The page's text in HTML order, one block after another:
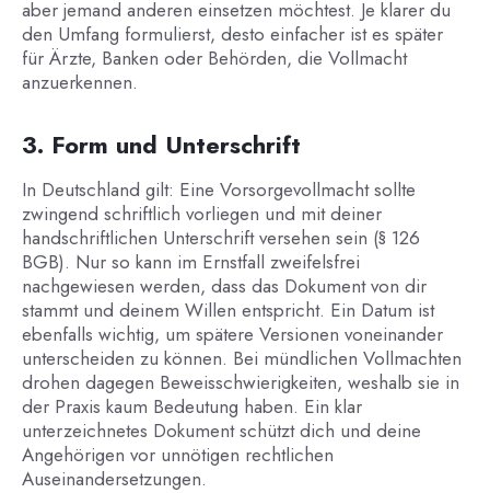
aber jemand anderen einsetzen möchtest. Je klarer du
den Umfang formulierst, desto einfacher ist es später
für Ärzte, Banken oder Behörden, die Vollmacht
anzuerkennen.
3. Form und Unterschrift
In Deutschland gilt: Eine Vorsorgevollmacht sollte
zwingend schriftlich vorliegen und mit deiner
handschriftlichen Unterschrift versehen sein (§ 126
BGB). Nur so kann im Ernstfall zweifelsfrei
nachgewiesen werden, dass das Dokument von dir
stammt und deinem Willen entspricht. Ein Datum ist
ebenfalls wichtig, um spätere Versionen voneinander
unterscheiden zu können. Bei mündlichen Vollmachten
drohen dagegen Beweisschwierigkeiten, weshalb sie in
der Praxis kaum Bedeutung haben. Ein klar
unterzeichnetes Dokument schützt dich und deine
Angehörigen vor unnötigen rechtlichen
Auseinandersetzungen.